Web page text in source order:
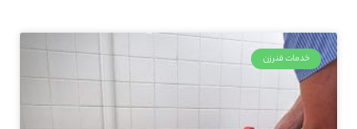
خدمات فنرزن